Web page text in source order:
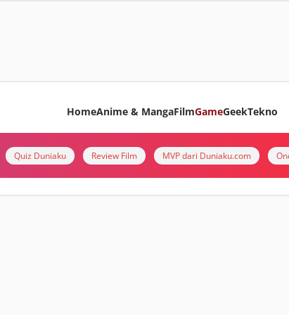
HomeAnime & MangaFilmGameGeekTekno
Quiz Duniaku Review Film MVP dari Duniaku.com